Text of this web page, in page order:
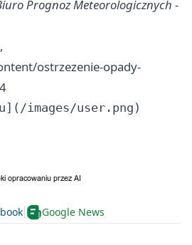
Prognoz Meteorologicznych -
ostrzezenie-opady-
Google News